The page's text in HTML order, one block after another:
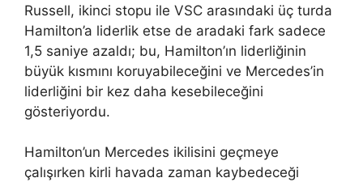
Russell, ikinci stopu ile VSC arasındaki üç turda
Hamilton’a liderlik etse de aradaki fark sadece
1,5 saniye azaldı; bu, Hamilton’ın liderliğinin
büyük kısmını koruyabileceğini ve Mercedes’in
liderliğini bir kez daha kesebileceğini
gösteriyordu.
Hamilton’un Mercedes ikilisini geçmeye
çalışırken kirli havada zaman kaybedeceği